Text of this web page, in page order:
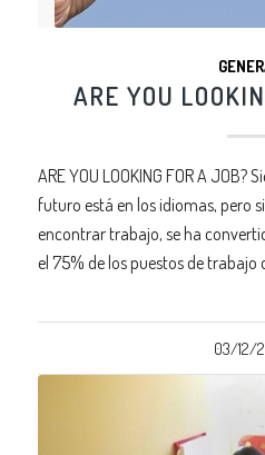
ARE YOU
ARE YOU LOOKING FOR A JOB?
futuro está en los idiomas, pero
encontrar trabajo, se ha
el 75% de los puestos de
03/12/